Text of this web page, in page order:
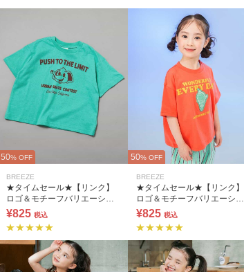
50% OFF
BREEZE
★タイムセール★【リンク】
ロゴ＆モチーフバリエーショ
ンTシャツ
¥825 税込
50% OFF
BREEZE
★タイムセール★【リンク】
ロゴ＆モチーフバリエーショ
ンTシャツ
¥825 税込